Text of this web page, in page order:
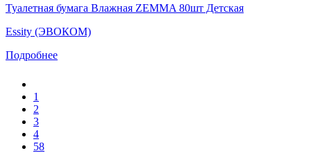
Туалетная бумага Влажная ZEMMA 80шт Детская
Essity (ЭВОКОМ)
Подробнее
1
2
3
4
58